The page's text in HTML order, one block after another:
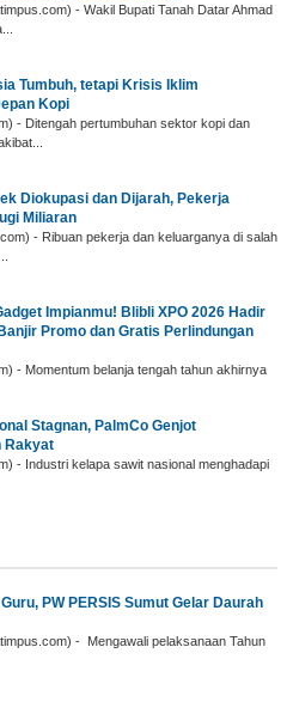
- Wakil Bupati Tanah Datar Ahmad
Tumbuh, tetapi Krisis Iklim
Kopi
- Ditengah pertumbuhan sektor kopi dan
Diokupasi dan Dijarah, Pekerja
Miliaran
- Ribuan pekerja dan keluarganya di salah
Impianmu! Blibli XPO 2026 Hadir
Promo dan Gratis Perlindungan
- Momentum belanja tengah tahun akhirnya
Stagnan, PalmCo Genjot
Rakyat
- Industri kelapa sawit nasional menghadapi
PW PERSIS Sumut Gelar Daurah
- Mengawali pelaksanaan Tahun